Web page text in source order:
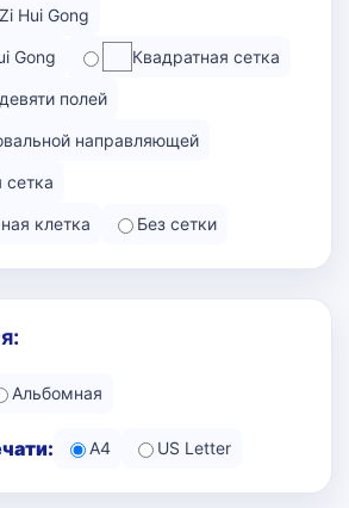
Hui Gong
Gong Квадратная сетка
полей
направляющей
сетка
клетка Без сетки
Альбомная
A4 US Letter